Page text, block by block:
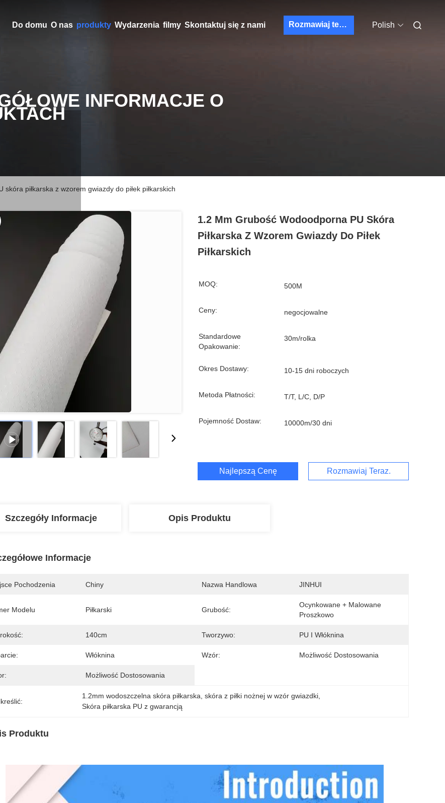
Do domu O nas produkty Wydarzenia filmy Skontaktuj się z nami Rozmawiaj teraz. Polish
INFORMACJE O
piłkarska z wzorem gwiazdy do piłek piłkarskich
1.2 Mm Grubość Wodoodporna PU Skóra
Piłkarska Z Wzorem Gwiazdy Do Piłek
Piłkarskich
MOQ: 500M
Ceny: negocjowalne
Standardowe
Opakowanie:
30m/rolka
Okres Dostawy: 10-15 dni roboczych
Metoda Płatności: T/T, L/C, D/P
Pojemność Dostaw: 10000m/30 dni
Najlepszą Cenę Rozmawiaj Teraz.
Szczegóły Informacje Opis Produktu
Informacje
Pochodzenia Chiny Nazwa Handlowa JINHUI
Modelu Piłkarski Grubość:
Ocynkowane + Malowane
Proszkowo
140cm Tworzywo: PU I Włóknina
Włóknina Wzór: Możliwość Dostosowania
Możliwość Dostosowania
1.2mm wodoszczelna skóra piłkarska , skóra z piłki nożnej w wzór gwiazdki
Skóra piłkarska PU z gwarancją
Produktu